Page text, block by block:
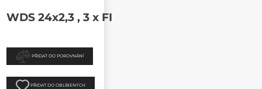
WDS 24x2,3 , 3 x FI
PŘIDAT DO POROVNÁNÍ
PŘIDAT DO OBLÍBENÝCH